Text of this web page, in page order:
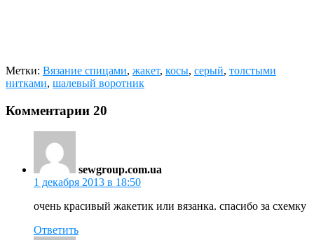
Метки: Вязание спицами, жакет, косы, серый, толстыми
нитками, шалевый воротник
Комментарии 20
sewgroup.com.ua
1 декабря 2013 в 18:50
очень красивый жакетик или вязанка. спасибо за схемку
Ответить